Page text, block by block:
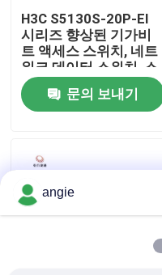
품질 관리
저희와 연락
뉴스
사건
VR Show
H3C S5130S-20P-EI
시리즈 향상된 기가비
트 액세스 스위치, 네트
워크 데이터 스위치, 스
마트 네트워크 스위치
문의 보내기
angie